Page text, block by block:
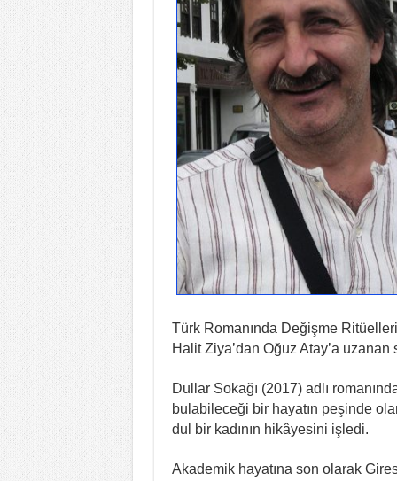
Türk Romanında Değişme
Halit Ziya’dan Oğuz Atay’a
Dullar Sokağı (2017) adlı
bulabileceği bir hayatın peşinde
dul bir kadının hikâyesini işledi.
Akademik hayatına son olarak